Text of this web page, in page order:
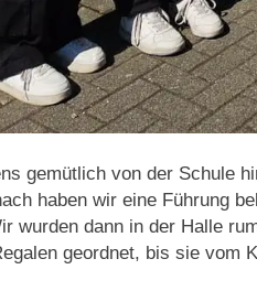
gemütlich von der Schule
haben wir eine Führung
wurden dann in der Halle
geordnet, bis sie vom